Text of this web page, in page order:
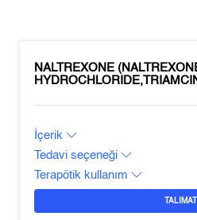
NALTREXONE
İçerik
Tedavi seçeneği
Terapötik kullanım
TALIMAT